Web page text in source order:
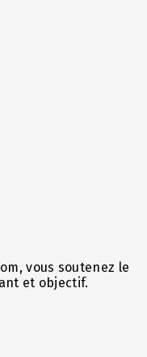
vous soutenez le
et objectif.